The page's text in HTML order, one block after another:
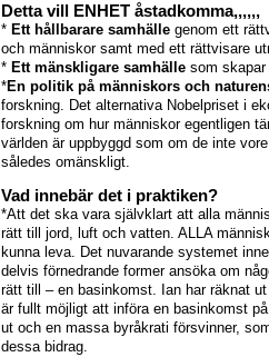
Detta vill ENHET åstadkomma,,,,,,
* Ett hållbarare samhälle genom ett
och människor samt med ett rättvisare
* Ett mänskligare samhälle som
*En politik på människors och
forskning. Det alternativa Nobelpriset i
forskning om hur människor egentligen
världen är uppbyggd som om de inte
således omänskligt.
Vad innebär det i praktiken?
*Att det ska vara självklart att alla
rätt till jord, luft och vatten. ALLA
kunna leva. Det nuvarande systemet
delvis förnedrande former ansöka om
rätt till – en basinkomst. Ian har räknat
är fullt möjligt att införa en basinkomst
ut och en massa byråkrati försvinner,
dessa bidrag.